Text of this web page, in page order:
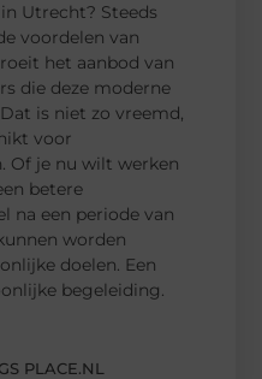
Utrecht? Steeds
voordelen van
het aanbod van
die deze moderne
is niet zo vreemd,
voor
Of je nu wilt werken
betere
na een periode van
worden
doelen. Een
begeleiding.
PLACE.NL